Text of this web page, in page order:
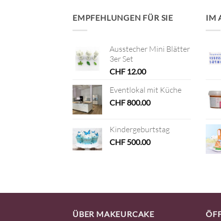
EMPFEHLUNGEN FÜR SIE
Ausstecher Mini Blätter
3er Set
CHF12.00
Eventlokal mit Küche
CHF800.00
Kindergeburtstag
CHF500.00
IM
ÜBER MAKEURCAKE